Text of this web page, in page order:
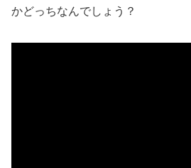
かどっちなんでしょう？